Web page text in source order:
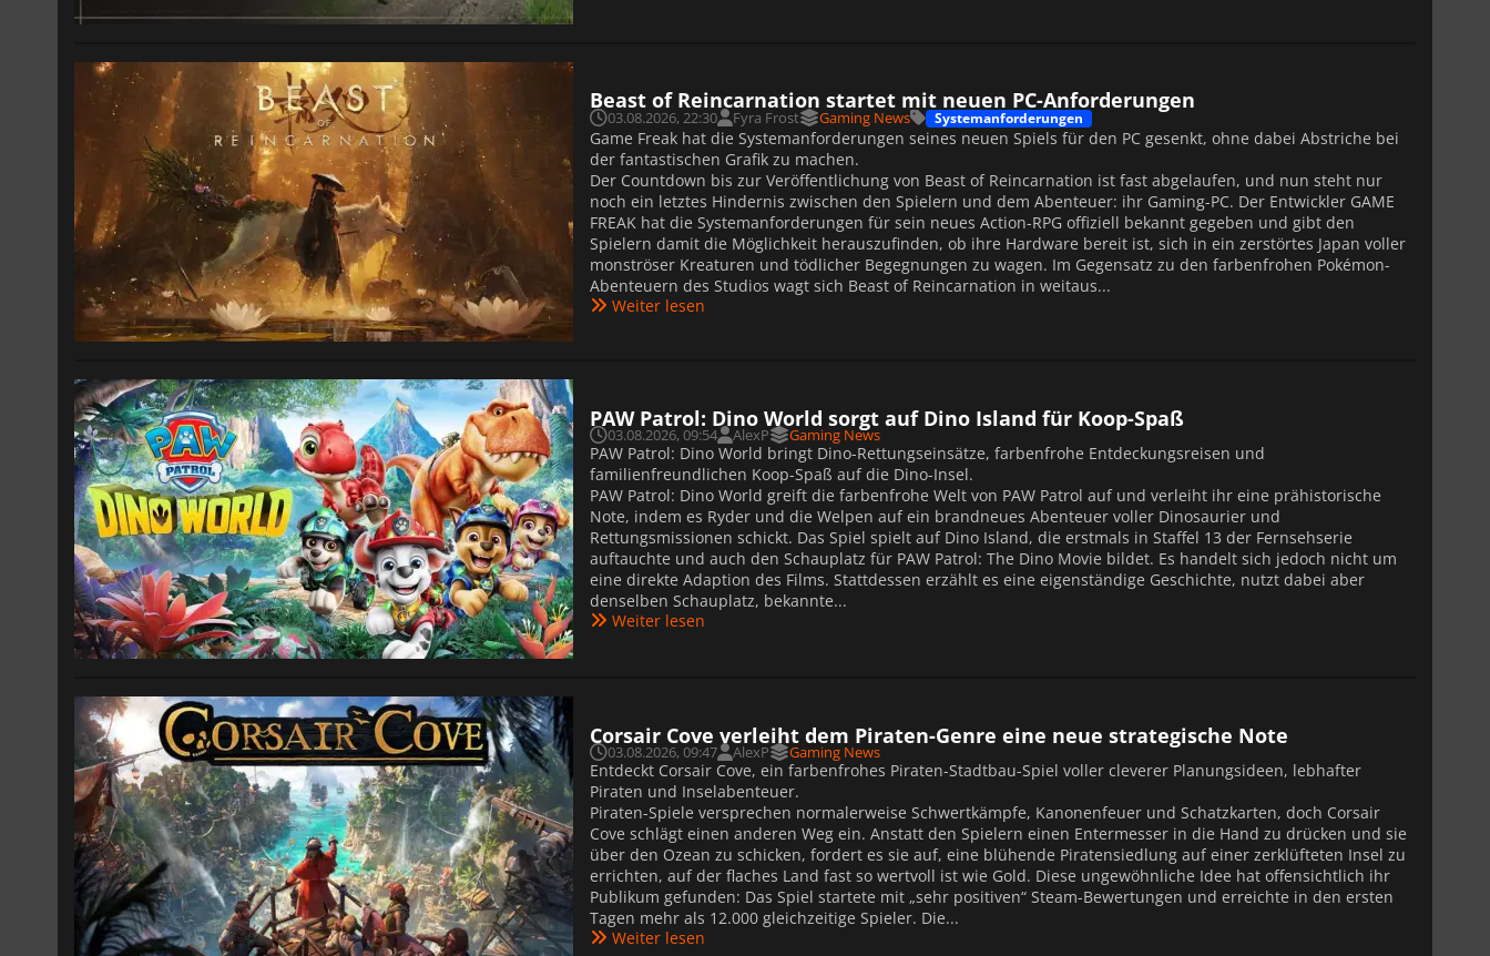
Beast of Reincarnation startet mit neuen PC-Anforderungen
03.08.2026, 22:30 Fyra Frost Gaming News Systemanforderungen
Game Freak hat die Systemanforderungen seines neuen Spiels für den PC gesenkt, ohne dabei Abstriche bei
der fantastischen Grafik zu machen.
Der Countdown bis zur Veröffentlichung von Beast of Reincarnation ist fast abgelaufen, und nun steht nur
noch ein letztes Hindernis zwischen den Spielern und dem Abenteuer: ihr Gaming-PC. Der Entwickler GAME
FREAK hat die Systemanforderungen für sein neues Action-RPG offiziell bekannt gegeben und gibt den
Spielern damit die Möglichkeit herauszufinden, ob ihre Hardware bereit ist, sich in ein zerstörtes Japan voller
monströser Kreaturen und tödlicher Begegnungen zu wagen. Im Gegensatz zu den farbenfrohen Pokémon-
Abenteuern des Studios wagt sich Beast of Reincarnation in weitaus...
Weiter lesen
PAW Patrol: Dino World sorgt auf Dino Island für Koop-Spaß
03.08.2026, 09:54 AlexP Gaming News
PAW Patrol: Dino World bringt Dino-Rettungseinsätze, farbenfrohe Entdeckungsreisen und
familienfreundlichen Koop-Spaß auf die Dino-Insel.
PAW Patrol: Dino World greift die farbenfrohe Welt von PAW Patrol auf und verleiht ihr eine prähistorische
Note, indem es Ryder und die Welpen auf ein brandneues Abenteuer voller Dinosaurier und
Rettungsmissionen schickt. Das Spiel spielt auf Dino Island, die erstmals in Staffel 13 der Fernsehserie
auftauchte und auch den Schauplatz für PAW Patrol: The Dino Movie bildet. Es handelt sich jedoch nicht um
eine direkte Adaption des Films. Stattdessen erzählt es eine eigenständige Geschichte, nutzt dabei aber
denselben Schauplatz, bekannte...
Weiter lesen
Corsair Cove verleiht dem Piraten-Genre eine neue strategische Note
03.08.2026, 09:47 AlexP Gaming News
Entdeckt Corsair Cove, ein farbenfrohes Piraten-Stadtbau-Spiel voller cleverer Planungsideen, lebhafter
Piraten und Inselabenteuer.
Piraten-Spiele versprechen normalerweise Schwertkämpfe, Kanonenfeuer und Schatzkarten, doch Corsair
Cove schlägt einen anderen Weg ein. Anstatt den Spielern einen Entermesser in die Hand zu drücken und sie
über den Ozean zu schicken, fordert es sie auf, eine blühende Piratensiedlung auf einer zerklüfteten Insel zu
errichten, auf der flaches Land fast so wertvoll ist wie Gold. Diese ungewöhnliche Idee hat offensichtlich ihr
Publikum gefunden: Das Spiel startete mit „sehr positiven“ Steam-Bewertungen und erreichte in den ersten
Tagen mehr als 12.000 gleichzeitige Spieler. Die...
Weiter lesen